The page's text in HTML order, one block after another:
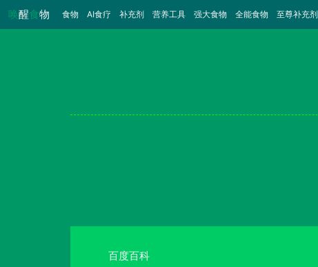
唤醒食物 食物 （当前）
AI食疗 补充剂 营养工具 强大食物 全能食物 至尊补充剂
百度百科